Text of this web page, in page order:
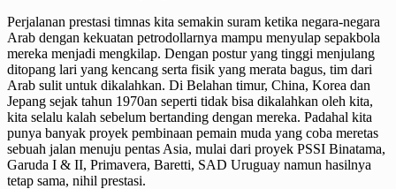
Perjalanan prestasi timnas kita semakin suram ketika negara-negara
Arab dengan kekuatan petrodollarnya mampu menyulap sepakbola
mereka menjadi mengkilap. Dengan postur yang tinggi menjulang
ditopang lari yang kencang serta fisik yang merata bagus, tim dari
Arab sulit untuk dikalahkan. Di Belahan timur, China, Korea dan
Jepang sejak tahun 1970an seperti tidak bisa dikalahkan oleh kita,
kita selalu kalah sebelum bertanding dengan mereka. Padahal kita
punya banyak proyek pembinaan pemain muda yang coba meretas
sebuah jalan menuju pentas Asia, mulai dari proyek PSSI Binatama,
Garuda I & II, Primavera, Baretti, SAD Uruguay namun hasilnya
tetap sama, nihil prestasi.